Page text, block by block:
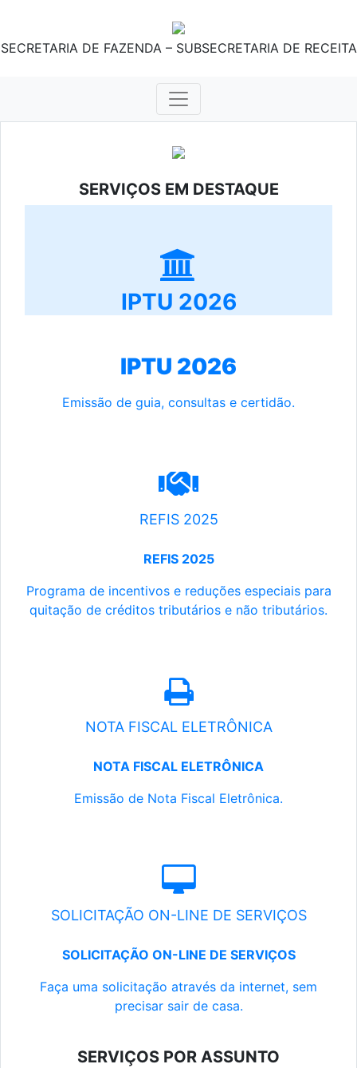
SECRETARIA DE FAZENDA – SUBSECRETARIA DE RECEITA
SERVIÇOS EM DESTAQUE
IPTU 2026
IPTU 2026
Emissão de guia, consultas e certidão.
REFIS 2025
REFIS 2025
Programa de incentivos e reduções especiais para
quitação de créditos tributários e não tributários.
NOTA FISCAL ELETRÔNICA
NOTA FISCAL ELETRÔNICA
Emissão de Nota Fiscal Eletrônica.
SOLICITAÇÃO ON-LINE DE SERVIÇOS
SOLICITAÇÃO ON-LINE DE SERVIÇOS
Faça uma solicitação através da internet, sem
precisar sair de casa.
SERVIÇOS POR ASSUNTO